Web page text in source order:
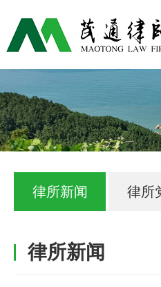
网站首页
专业领域
推荐律师
代表案例
茂通动态
律所新闻 律所
律所新闻